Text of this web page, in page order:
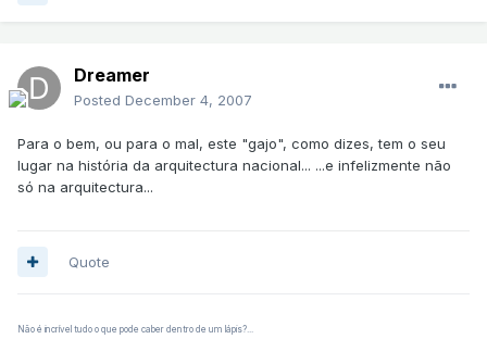
Dreamer
Posted December 4, 2007
Para o bem, ou para o mal, este "gajo", como dizes, tem o seu
lugar na história da arquitectura nacional... ...e infelizmente não
só na arquitectura...
Quote
Não é incrível tudo o que pode caber dentro de um lápis?...